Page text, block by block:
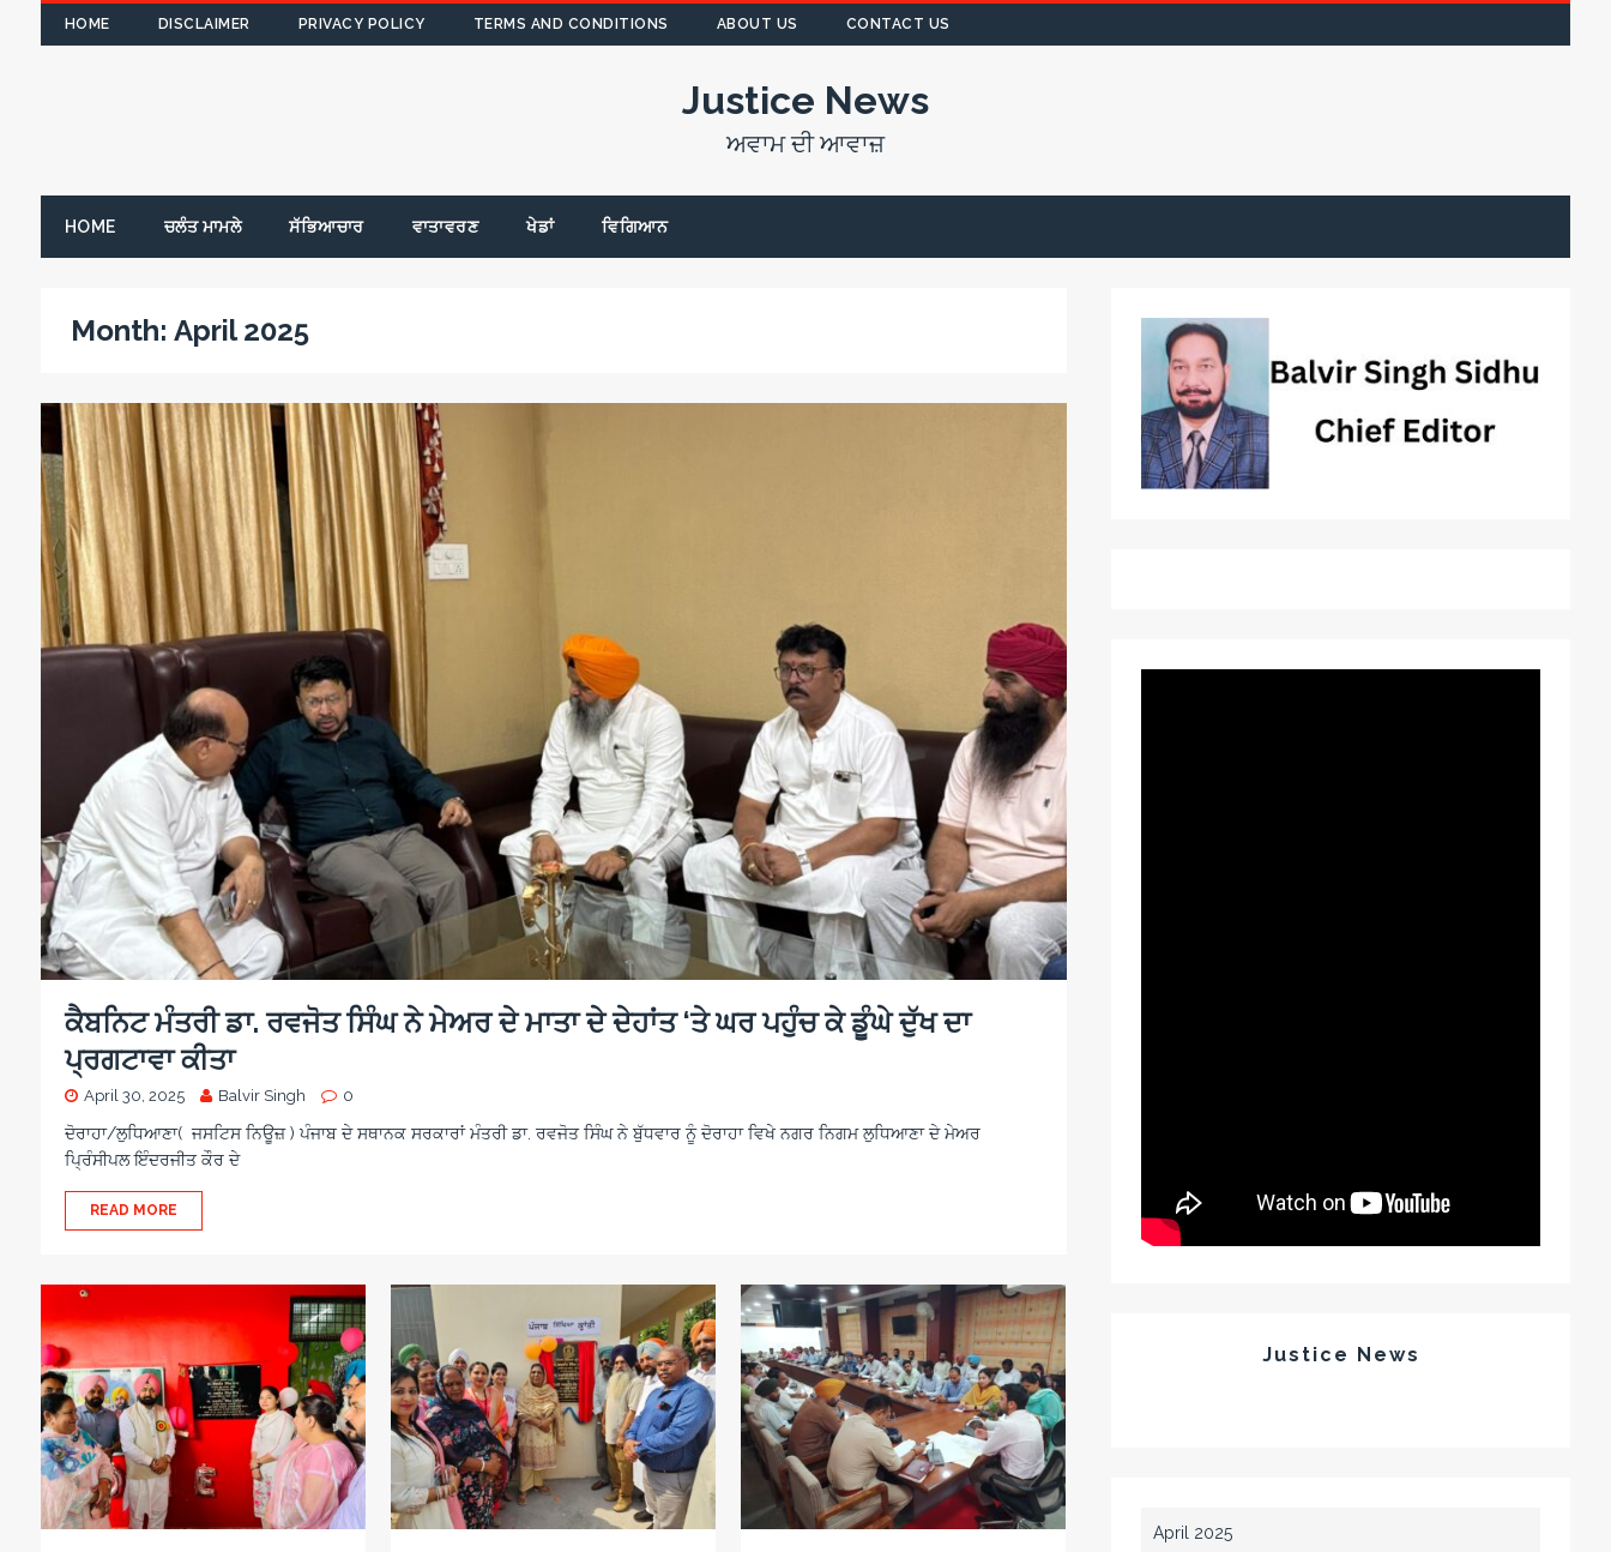
HOME DISCLAIMER PRIVACY POLICY TERMS AND CONDITIONS ABOUT US CONTACT US
Justice News
ਅਵਾਮ ਦੀ ਆਵਾਜ਼
HOME ਚਲੰਤ ਮਾਮਲੇ ਸੱਭਿਆਚਾਰ ਵਾਤਾਵਰਣ ਖੇਡਾਂ ਵਿਗਿਆਨ
Month: April 2025
ਕੈਬਨਿਟ ਮੰਤਰੀ ਡਾ. ਰਵਜੋਤ ਸਿੰਘ ਨੇ ਮੇਅਰ ਦੇ ਮਾਤਾ ਦੇ ਦੇਹਾਂਤ ‘ਤੇ ਘਰ ਪਹੁੰਚ ਕੇ ਡੂੰਘੇ ਦੁੱਖ ਦਾ
ਪ੍ਰਗਟਾਵਾ ਕੀਤਾ
April 30, 2025 Balvir Singh 0
ਦੋਰਾਹਾ/ਲੁਧਿਆਣਾ( ਜਸਟਿਸ ਨਿਊਜ਼ ) ਪੰਜਾਬ ਦੇ ਸਥਾਨਕ ਸਰਕਾਰਾਂ ਮੰਤਰੀ ਡਾ. ਰਵਜੋਤ ਸਿੰਘ ਨੇ ਬੁੱਧਵਾਰ ਨੂੰ ਦੋਰਾਹਾ ਵਿਖੇ ਨਗਰ ਨਿਗਮ ਲੁਧਿਆਣਾ ਦੇ ਮੇਅਰ
ਪ੍ਰਿੰਸੀਪਲ ਇੰਦਰਜੀਤ ਕੌਰ ਦੇ
READ MORE
Justice News
April 2025